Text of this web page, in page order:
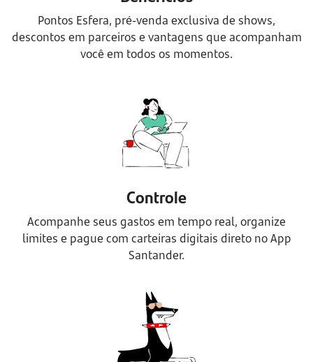
Pontos Esfera, pré-venda exclusiva de shows,
descontos em parceiros e vantagens que acompanham
você em todos os momentos.
Controle
Acompanhe seus gastos em tempo real, organize
limites e pague com carteiras digitais direto no App
Santander.